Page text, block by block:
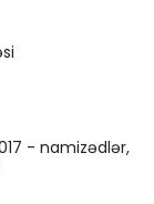
- namizədlər,